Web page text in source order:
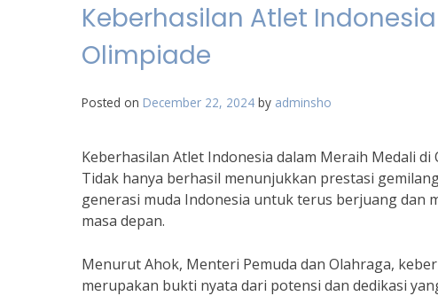
Keberhasilan Atlet
Olimpiade
Posted on December 22, 2024 by adminsho
Keberhasilan Atlet Indonesia dalam Meraih Medali
Tidak hanya berhasil menunjukkan prestasi
generasi muda Indonesia untuk terus berjuang dan
masa depan.
Menurut Ahok, Menteri Pemuda dan Olahraga,
merupakan bukti nyata dari potensi dan dedikasi